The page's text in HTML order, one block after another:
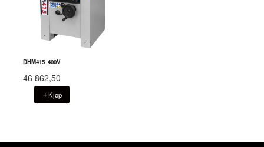
DHM415_400V
46 862,50
Kjøp